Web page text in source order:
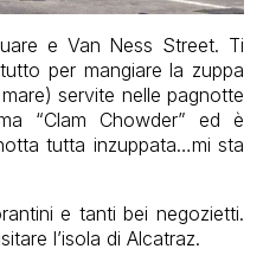
e Van Ness Street. Ti
per mangiare la zuppa
servite nelle pagnotte
“Clam Chowder” ed è
tutta inzuppata…mi sta
e tanti bei negozietti.
l’isola di Alcatraz.